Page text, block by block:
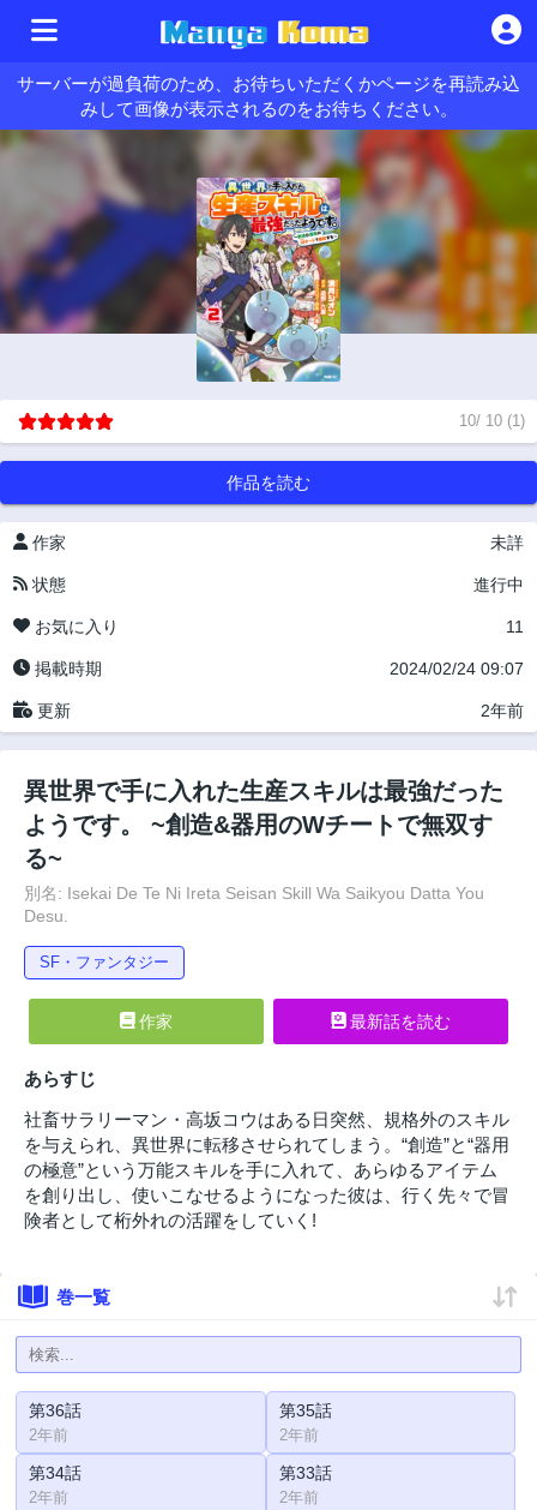
サーバーが過負荷のため、お待ちいただくかページを再読み込
みして画像が表示されるのをお待ちください。
10/ 10 (1)
作品を読む
作家 未詳
状態 進行中
お気に入り 11
掲載時期 2024/02/24 09:07
更新 2年前
異世界で手に入れた生産スキルは最強だった
ようです。 ~創造&器用のWチートで無双す
る~
別名: Isekai De Te Ni Ireta Seisan Skill Wa Saikyou Datta You
Desu.
SF・ファンタジー
作家 最新話を読む
あらすじ
社畜サラリーマン・高坂コウはある日突然、規格外のスキル
を与えられ、異世界に転移させられてしまう。“創造”と“器用
の極意”という万能スキルを手に入れて、あらゆるアイテム
を創り出し、使いこなせるようになった彼は、行く先々で冒
険者として桁外れの活躍をしていく!
巻一覧
第36話
2年前
第35話
2年前
第34話
2年前
第33話
2年前